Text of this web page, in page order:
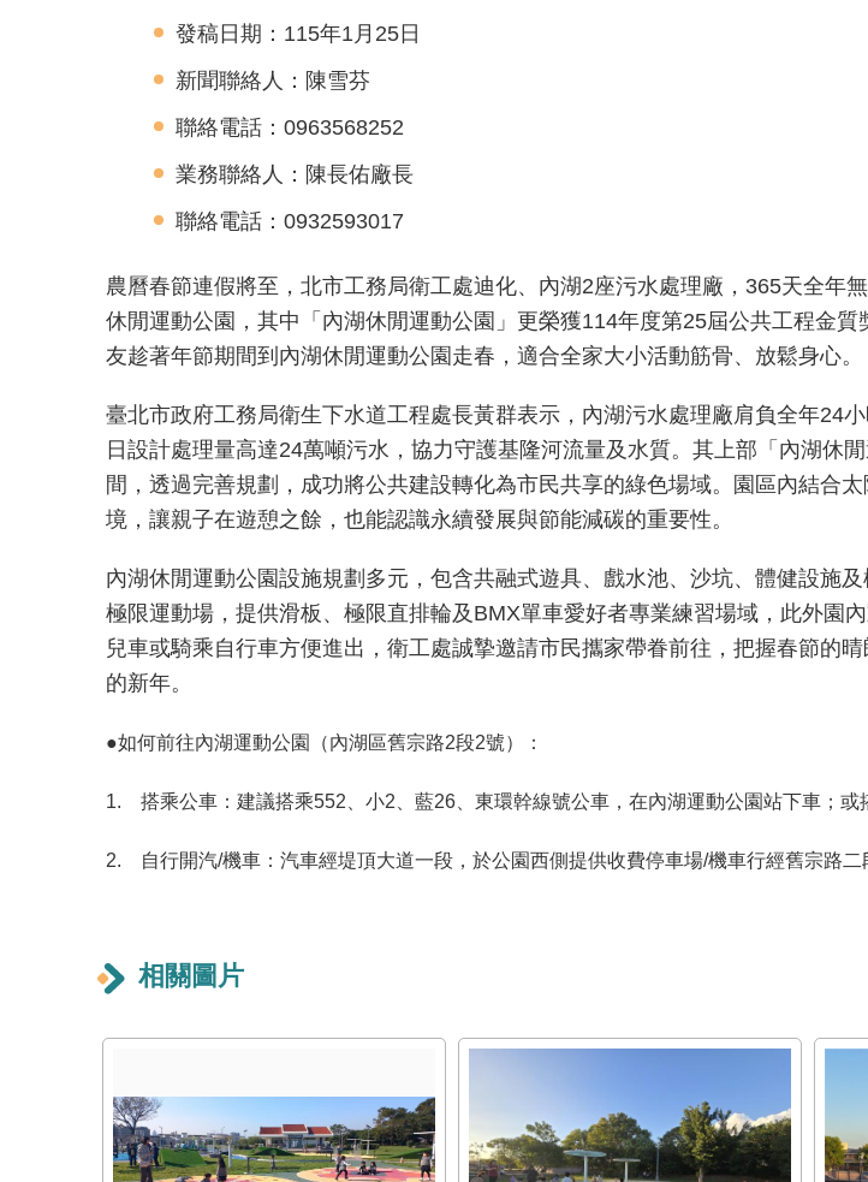
發稿日期：115年1月25日
新聞聯絡人：陳雪芬
聯絡電話：0963568252
業務聯絡人：陳長佑廠長
聯絡電話：0932593017
農曆春節連假將至，北市工務局衛工處迪化、內湖2座污水處理廠，365天全年
休閒運動公園，其中「內湖休閒運動公園」更榮獲114年度第25屆公共工程金
友趁著年節期間到內湖休閒運動公園走春，適合全家大小活動筋骨、放鬆身心。
臺北市政府工務局衛生下水道工程處長黃群表示，內湖污水處理廠肩負全年24
日設計處理量高達24萬噸污水，協力守護基隆河流量及水質。其上部「內湖休
間，透過完善規劃，成功將公共建設轉化為市民共享的綠色場域。園區內結合
境，讓親子在遊憩之餘，也能認識永續發展與節能減碳的重要性。
內湖休閒運動公園設施規劃多元，包含共融式遊具、戲水池、沙坑、體健設施
極限運動場，提供滑板、極限直排輪及BMX單車愛好者專業練習場域，此外園
兒車或騎乘自行車方便進出，衛工處誠摯邀請市民攜家帶眷前往，把握春節的
的新年。
●如何前往內湖運動公園（內湖區舊宗路2段2號）：
1. 搭乘公車：建議搭乘552、小2、藍26、東環幹線號公車，在內湖運動公園站下車；
2. 自行開汽/機車：汽車經堤頂大道一段，於公園西側提供收費停車場/機車行經舊宗路
相關圖片